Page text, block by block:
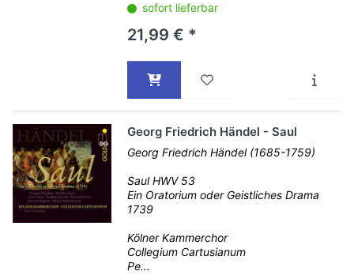
sofort lieferbar
21,99 € *
Georg Friedrich Händel - Saul
Georg Friedrich Händel (1685-1759)
Saul HWV 53
Ein Oratorium oder Geistliches Drama
1739
Kölner Kammerchor
Collegium Cartusianum
Pe...